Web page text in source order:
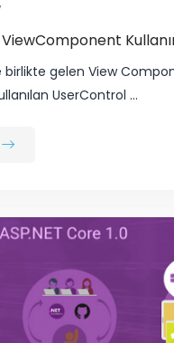
ViewComponent
birlikte gelen View
UserControl …